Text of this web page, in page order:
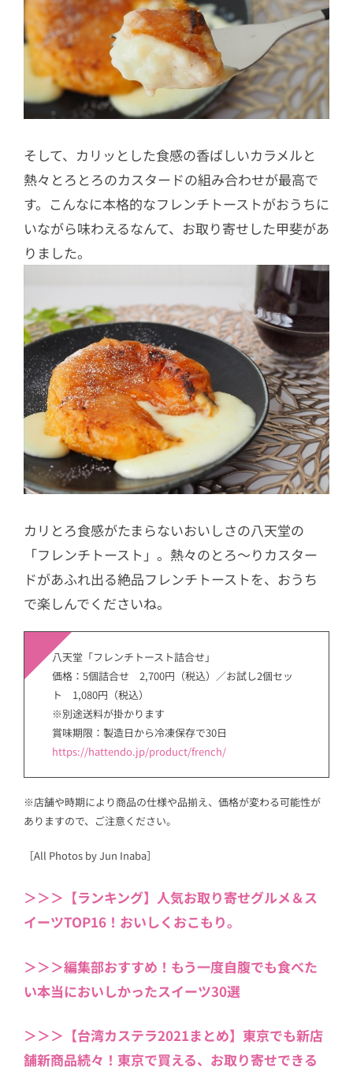
そして、カリッとした食感の香ばしいカラメルと
熱々とろとろのカスタードの組み合わせが最高で
す。こんなに本格的なフレンチトーストがおうちに
いながら味わえるなんて、お取り寄せした甲斐があ
りました。
カリとろ食感がたまらないおいしさの八天堂の
「フレンチトースト」。熱々のとろ～りカスター
ドがあふれ出る絶品フレンチトーストを、おうち
で楽しんでくださいね。
八天堂「フレンチトースト詰合せ」
価格：5個詰合せ 2,700円（税込）／お試し2個セッ
ト 1,080円（税込）
※別途送料が掛かります
賞味期限：製造日から冷凍保存で30日
https://hattendo.jp/product/french/
※店舗や時期により商品の仕様や品揃え、価格が変わる可能性が
ありますので、ご注意ください。
［All Photos by Jun Inaba］
＞＞＞【ランキング】人気お取り寄せグルメ＆ス
イーツTOP16！おいしくおこもり。
＞＞＞編集部おすすめ！もう一度自腹でも食べた
い本当においしかったスイーツ30選
＞＞＞【台湾カステラ2021まとめ】東京でも新店
舗新商品続々！東京で買える、お取り寄せできる